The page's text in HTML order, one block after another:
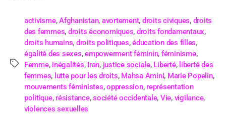
activisme,Afghanistan, avortement, droits civiques, droits
des femmes, droits économiques, droits fondamentaux,
droits humains, droits politiques,éducation des filles,
égalité des sexes,empowerment féminin, féminisme,
Femme, inégalités, Iran, justice sociale, Liberté, liberté des
femmes, lutte pour les droits, Mahsa Amini, Marie Popelin,
mouvements féministes,oppression, représentation
politique, résistance,société occidentale, Vie, vigilance,
violences sexuelles